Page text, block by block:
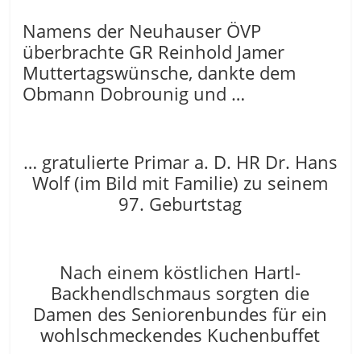
Namens der Neuhauser ÖVP
überbrachte GR Reinhold Jamer
Muttertagswünsche, dankte dem
Obmann Dobrounig und …
… gratulierte Primar a. D. HR Dr. Hans
Wolf (im Bild mit Familie) zu seinem
97. Geburtstag
Nach einem köstlichen Hartl-
Backhendlschmaus sorgten die
Damen des Seniorenbundes für ein
wohlschmeckendes Kuchenbuffet